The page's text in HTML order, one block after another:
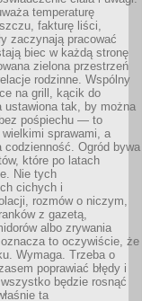
temperaturę
fakturę liści,
zaczynają pracować
biec w każdą stronę
zielona przestrzeń
rodzinne. Wspólny
na grill, kącik do
ustawiona tak, by można
pośpiechu — to
sprawami, a
codzienność. Ogród bywa
które po latach
Nie tych
cichych i
rozmów o niczym,
z gazetą,
albo zrywania
to oczywiście, że
Wymaga. Trzeba o
poprawiać błędy i
będzie rosnąć
ta